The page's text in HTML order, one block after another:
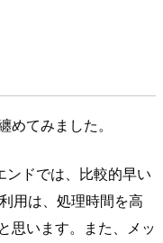
てみました。
ドでは、比較的早い
用は、処理時間を高
思います。また、メッ